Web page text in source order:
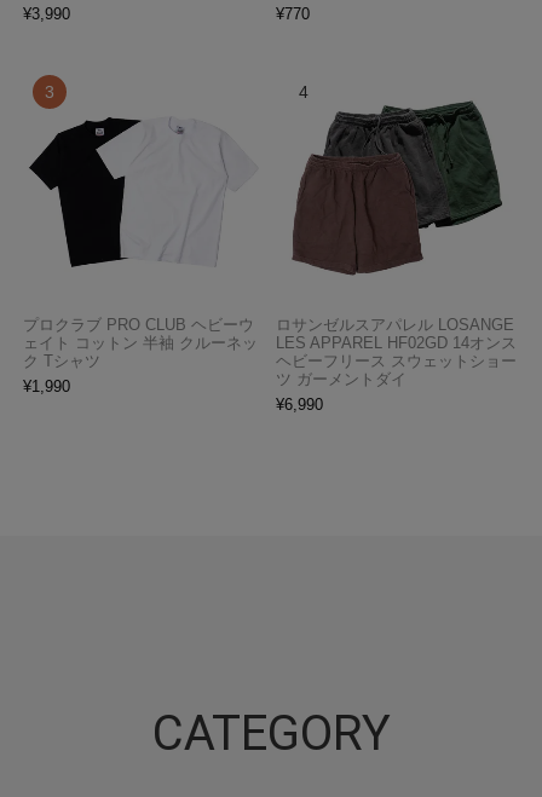
¥3,990
¥770
プロクラブ PRO CLUB ヘビーウ
ェイト コットン 半袖 クルーネッ
ク Tシャツ
¥1,990
ロサンゼルスアパレル LOSANGE
LES APPAREL HF02GD 14オンス
ヘビーフリース スウェットショー
ツ ガーメントダイ
¥6,990
CATEGORY